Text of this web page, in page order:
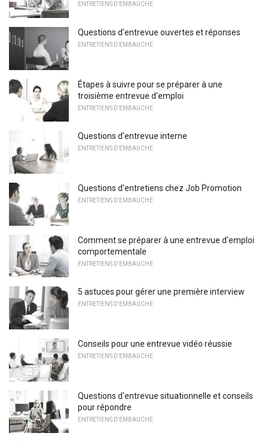
ENTRETIENS D'EMBAUCHE
Questions d'entrevue ouvertes et réponses
ENTRETIENS D'EMBAUCHE
Étapes à suivre pour se préparer à une
troisième entrevue d'emploi
ENTRETIENS D'EMBAUCHE
Questions d'entrevue interne
ENTRETIENS D'EMBAUCHE
Questions d'entretiens chez Job Promotion
ENTRETIENS D'EMBAUCHE
Comment se préparer à une entrevue d'emploi
comportementale
ENTRETIENS D'EMBAUCHE
5 astuces pour gérer une première interview
ENTRETIENS D'EMBAUCHE
Conseils pour une entrevue vidéo réussie
ENTRETIENS D'EMBAUCHE
Questions d'entrevue situationnelle et conseils
pour répondre
ENTRETIENS D'EMBAUCHE